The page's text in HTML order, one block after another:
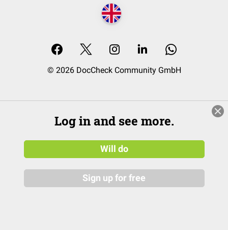
© 2026 DocCheck Community GmbH
Log in and see more.
Will do
Sign up for free